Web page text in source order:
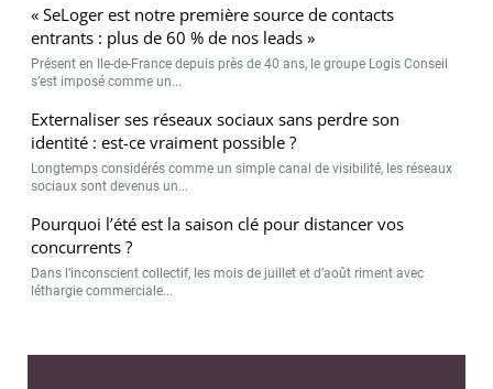
« SeLoger est notre première source de contacts
entrants : plus de 60 % de nos leads »
Présent en Ile-de-France depuis près de 40 ans, le groupe Logis Conseil
s’est imposé comme un...
Externaliser ses réseaux sociaux sans perdre son
identité : est-ce vraiment possible ?
Longtemps considérés comme un simple canal de visibilité, les réseaux
sociaux sont devenus un...
Pourquoi l’été est la saison clé pour distancer vos
concurrents ?
Dans l’inconscient collectif, les mois de juillet et d’août riment avec
léthargie commerciale...